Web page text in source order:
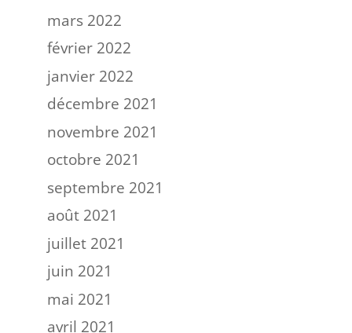
mars 2022
février 2022
janvier 2022
décembre 2021
novembre 2021
octobre 2021
septembre 2021
août 2021
juillet 2021
juin 2021
mai 2021
avril 2021